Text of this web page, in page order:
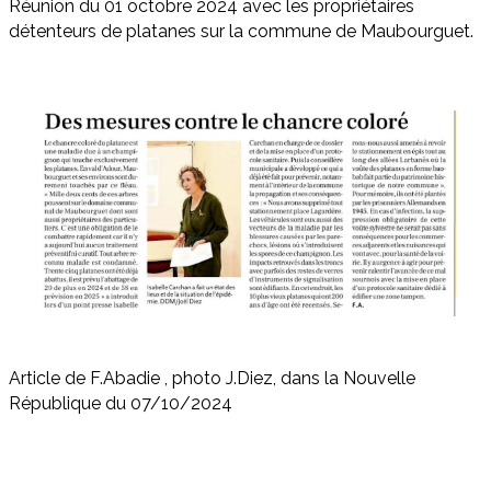
Réunion du 01 octobre 2024 avec les propriétaires
détenteurs de platanes sur la commune de Maubourguet.
Article de F.Abadie , photo J.Diez, dans la Nouvelle
République du 07/10/2024